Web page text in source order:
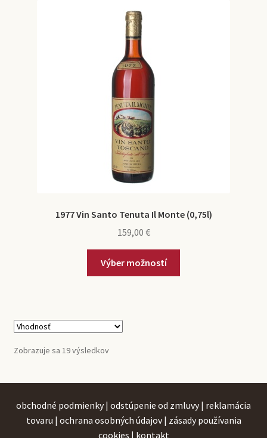
1977 Vin Santo Tenuta Il Monte (0,75l)
159,00 €
Výber možností
Zobrazuje sa 19 výsledkov
obchodné podmienky | odstúpenie od zmluvy | reklamácia
tovaru | ochrana osobných údajov | zásady používania
cookies | kontakt